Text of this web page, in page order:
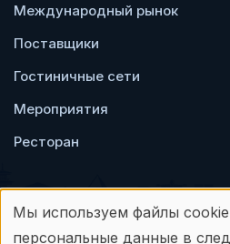
Международный рынок
Поставщики
Гостиничные сети
Мероприятия
Ресторан
Мы используем файлы
персональные данные в